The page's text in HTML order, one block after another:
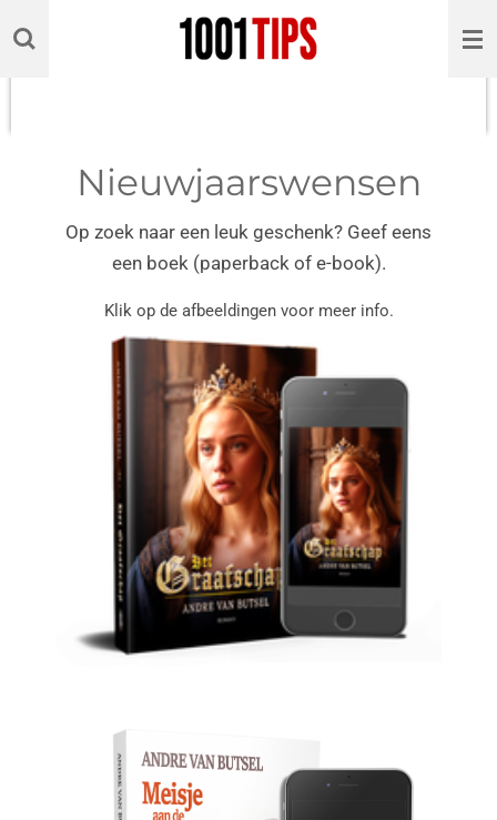
Ga
direct
Nieuwjaarswensen
Op zoek naar een leuk geschenk? Geef eens
een boek (paperback of e-book).
Klik op de afbeeldingen voor meer info.